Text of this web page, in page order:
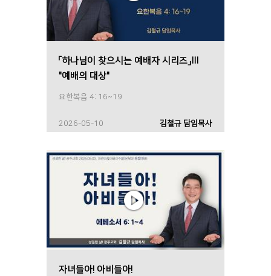
「하나님이 찾으시는 예배자 시리즈」Ⅲ
"예배의 대상"
요한복음 4: 16~19
2026-05-10 김철규 담임목사
자녀들아! 아비들아!